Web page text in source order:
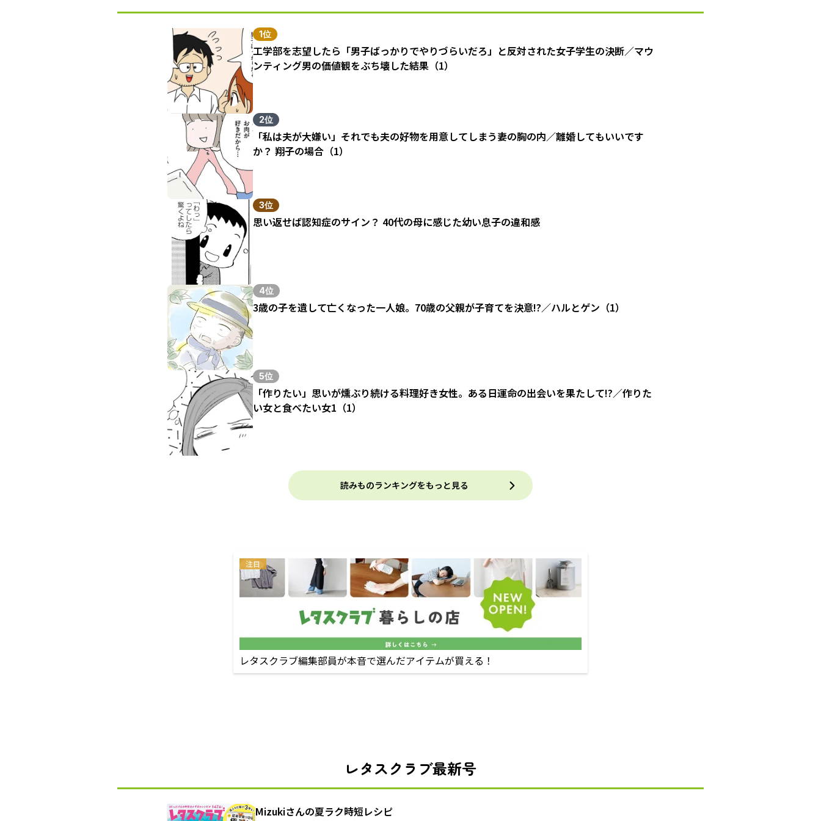
1位
工学部を志望したら「男子ばっかりでやりづらいだろ」と反対された女子学生の決断／マウ
ンティング男の価値観をぶち壊した結果（1）
2位
「私は夫が大嫌い」それでも夫の好物を用意してしまう妻の胸の内／離婚してもいいです
か？ 翔子の場合（1）
3位
思い返せば認知症のサイン？ 40代の母に感じた幼い息子の違和感
4位
3歳の子を遺して亡くなった一人娘。70歳の父親が子育てを決意!?／ハルとゲン（1）
5位
「作りたい」思いが燻ぶり続ける料理好き女性。ある日運命の出会いを果たして!?／作りた
い女と食べたい女1（1）
読みものランキングをもっと見る
注目
レタスクラブ編集部員が本音で選んだアイテムが買える！
レタスクラブ最新号
Mizukiさんの夏ラク時短レシピ